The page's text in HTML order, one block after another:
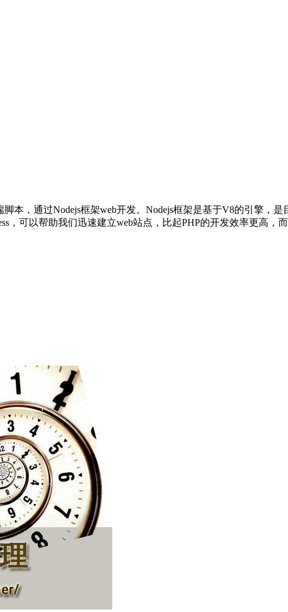
脚本，通过Nodejs框架web开发。Nodejs框架是基于V8的引擎，
，可以帮助我们迅速建立web站点，比起PHP的开发效率更高